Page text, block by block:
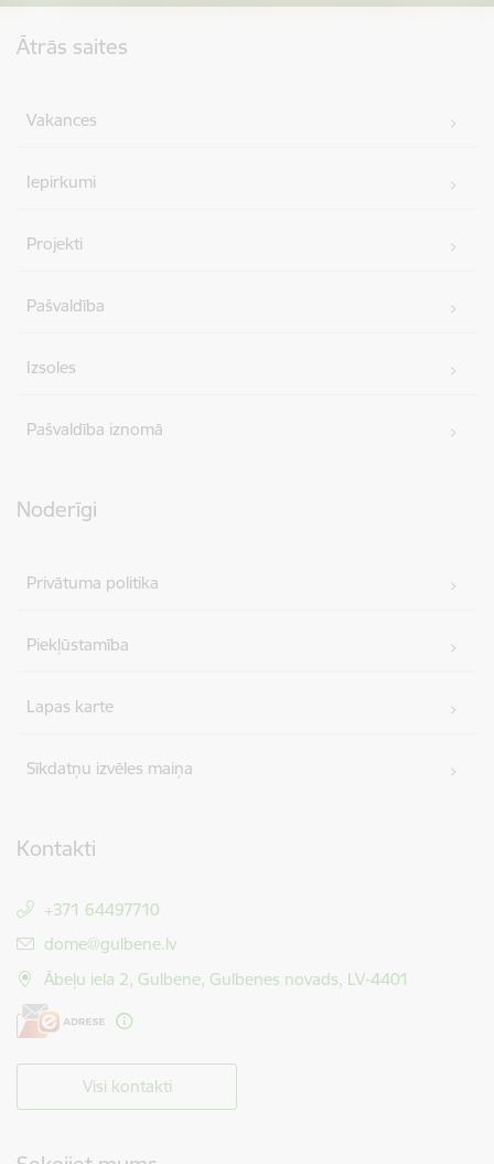
Ātrās saites
Vakances
Iepirkumi
Projekti
Pašvaldība
Izsoles
Pašvaldība iznomā
Noderīgi
Privātuma politika
Piekļūstamība
Lapas karte
Sīkdatņu izvēles maiņa
Kontakti
+371 64497710
E-pasts:
dome@gulbene.lv
Ābeļu iela 2, Gulbene, Gulbenes novads, LV-4401
Visi kontakti